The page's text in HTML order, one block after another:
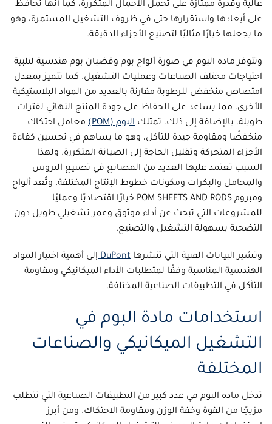
عالية وقدرة ممتازة على تحمل الأحمال المتكررة، كما أنها تحافظ
على أبعادها واستقرارها حتى في ظروف التشغيل المستمرة، وهو
ما يجعلها خيارًا مثاليًا لتصنيع الأجزاء الدقيقة.
وتتوفرماده البوم في صورة ألواح بوم وقضبان بوم هندسية لتلبية
احتياجات مختلف الصناعات وعمليات التشغيل. كما تتميز بمعدل
امتصاص منخفض للرطوبة مقارنة بالعديد من المواد البلاستيكية
الأخرى، مما يساعد على الحفاظ على جودة المنتج النهائي لفترات
طويلة. بالإضافة إلى ذلك، تمتلك البوم (POM)
معامل احتكاك
منخفضًا ومقاومة جيدة للتآكل، وهو ما يساهم في تحسين كفاءة
الأجزاء المتحركة وتقليل الحاجة إلى الصيانة المتكررة. ولهذا
السبب تعتمد عليها العديد من المصانع في تصنيع التروس
والمحامل والبكرات ومكونات خطوط الإنتاج المختلفة. وتُعد ألواح
ومبروم POM SHEETS AND RODS
خيارًا اقتصاديًا وعمليًا
للمشروعات التي تبحث عن أداء موثوق وعمر تشغيلي طويل دون
التضحية بسهولة التشغيل والتصنيع.
وتشير البيانات الفنية التي تنشرها DuPont إلى أهمية اختيار المواد
الهندسية المناسبة وفقًا لمتطلبات الأداء الميكانيكي ومقاومة
التآكل في التطبيقات الصناعية المختلفة.
استخدامات مادة البوم في
التشغيل الميكانيكي والصناعات
المختلفة
تدخل ماده البوم في عدد كبير من التطبيقات الصناعية التي تتطلب
مزيجًا من القوة وخفة الوزن ومقاومة الاحتكاك. ومن أبرز